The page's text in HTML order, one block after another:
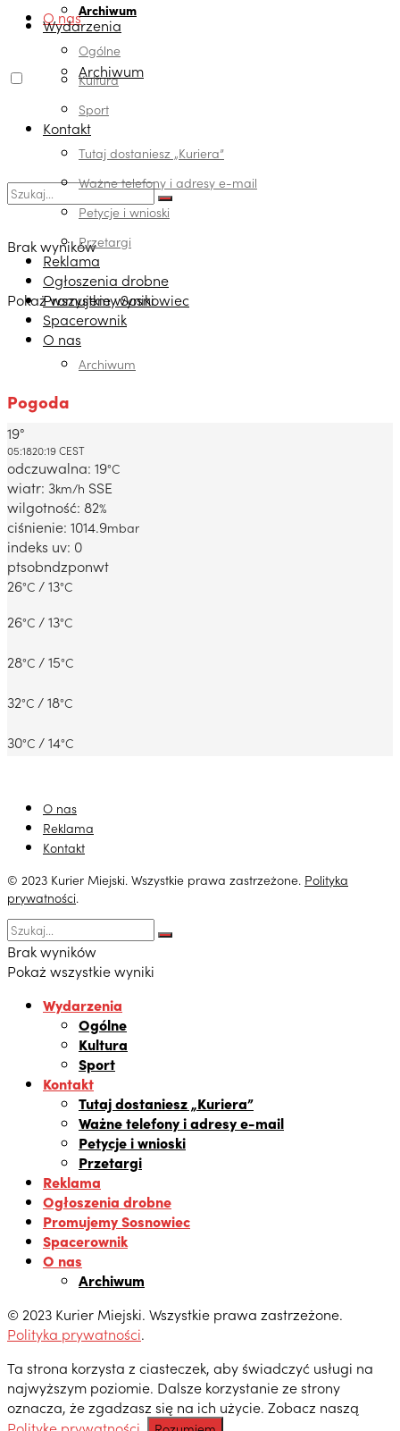
Archiwum
O nas
Archiwum
Brak wyników
Pokaż wszystkie wyniki
Wydarzenia
Ogólne
Kultura
Sport
Kontakt
Tutaj dostaniesz „Kuriera”
Ważne telefony i adresy e-mail
Petycje i wnioski
Przetargi
Reklama
Ogłoszenia drobne
Promujemy Sosnowiec
Spacerownik
O nas
Archiwum
Pogoda
Dabrowa Gornicza, PL
19°
05:1820:19 CEST
odczuwalna: 19°C
wiatr: 3km/h SSE
wilgotność: 82%
ciśnienie: 1014.9mbar
indeks uv: 0
ptsobndzponwt
26°C / 13°C
26°C / 13°C
28°C / 15°C
32°C / 18°C
30°C / 14°C
O nas
Reklama
Kontakt
© 2023 Kurier Miejski. Wszystkie prawa zastrzeżone. Polityka
prywatności.
Brak wyników
Pokaż wszystkie wyniki
Wydarzenia
Ogólne
Kultura
Sport
Kontakt
Tutaj dostaniesz „Kuriera”
Ważne telefony i adresy e-mail
Petycje i wnioski
Przetargi
Reklama
Ogłoszenia drobne
Promujemy Sosnowiec
Spacerownik
O nas
Archiwum
© 2023 Kurier Miejski. Wszystkie prawa zastrzeżone.
Polityka prywatności.
Ta strona korzysta z ciasteczek, aby świadczyć usługi na
najwyższym poziomie. Dalsze korzystanie ze strony
oznacza, że zgadzasz się na ich użycie. Zobacz naszą